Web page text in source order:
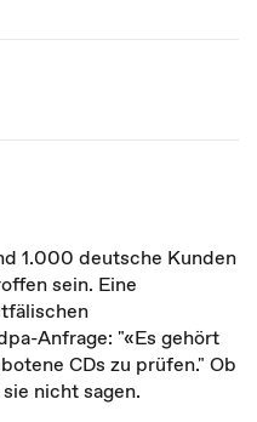
1.000 deutsche Kunden
sein. Eine
Anfrage: "«Es gehört
CDs zu prüfen." Ob
nicht sagen.